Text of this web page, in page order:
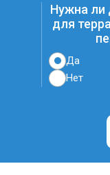
Нужна ли
для
Да
Нет